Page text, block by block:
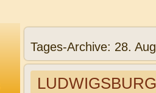
Tages-Archive: 28.